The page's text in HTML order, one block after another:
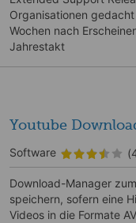
Organisationen
Wochen nach
Jahrestakt
Youtube
Software
Download-Manager
speichern, sofern eine
Videos in die Formate